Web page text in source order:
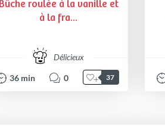
Bûche roulée à la vanille et
à la fra...
Délicieux
36 min 0 37